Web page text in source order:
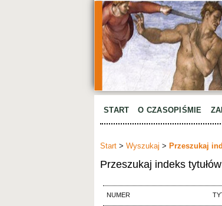
START O CZASOPIŚMIE
Start > Wyszukaj > Przeszukaj
Przeszukaj indeks tytułów
NUMER